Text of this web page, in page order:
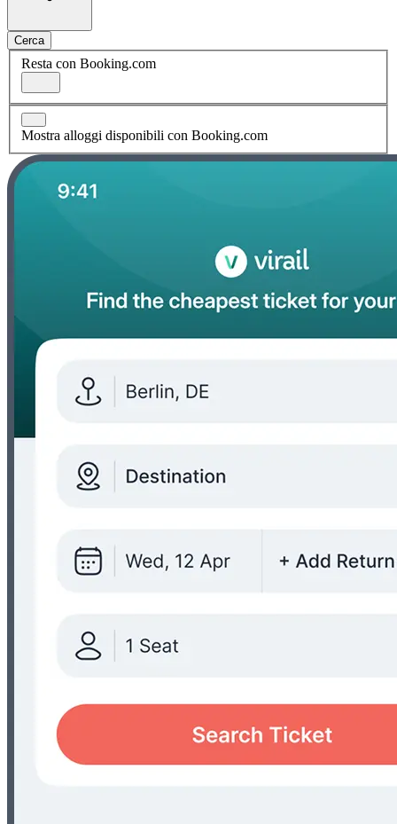
Cerca
Resta con Booking.com
Mostra alloggi disponibili con Booking.com